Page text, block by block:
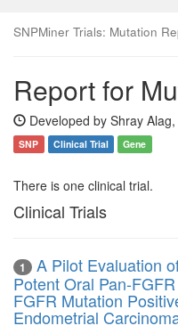
SNPMiner Trials: Mutation
Report for
Developed by Shray
SNP Clinical Trial Gene
There is one clinical trial.
Clinical Trials
1
A Pilot Evaluation
Potent Oral Pan-
FGFR Mutation
Endometrial